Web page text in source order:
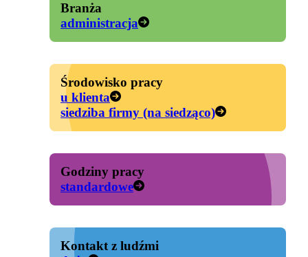
Branża
administracja
Środowisko pracy
u klienta
siedziba firmy (na siedząco)
Godziny pracy
standardowe
Kontakt z ludźmi